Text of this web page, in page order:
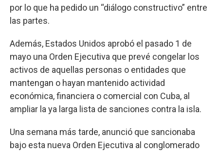
por lo que ha pedido un “diálogo constructivo” entre
las partes.
Además, Estados Unidos aprobó el pasado 1 de
mayo una Orden Ejecutiva que prevé congelar los
activos de aquellas personas o entidades que
mantengan o hayan mantenido actividad
económica, financiera o comercial con Cuba, al
ampliar la ya larga lista de sanciones contra la isla.
Una semana más tarde, anunció que sancionaba
bajo esta nueva Orden Ejecutiva al conglomerado